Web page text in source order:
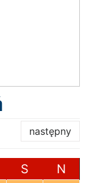
następny
S N